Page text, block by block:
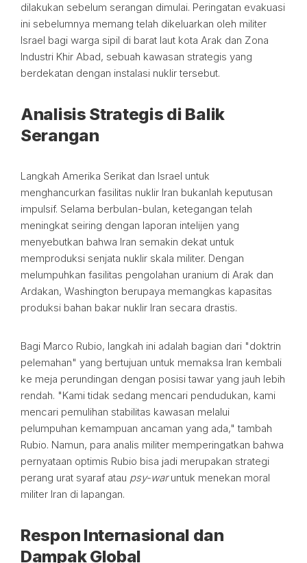
dilakukan sebelum serangan dimulai. Peringatan evakuasi
ini sebelumnya memang telah dikeluarkan oleh militer
Israel bagi warga sipil di barat laut kota Arak dan Zona
Industri Khir Abad, sebuah kawasan strategis yang
berdekatan dengan instalasi nuklir tersebut.
Analisis Strategis di Balik
Serangan
Langkah Amerika Serikat dan Israel untuk
menghancurkan fasilitas nuklir Iran bukanlah keputusan
impulsif. Selama berbulan-bulan, ketegangan telah
meningkat seiring dengan laporan intelijen yang
menyebutkan bahwa Iran semakin dekat untuk
memproduksi senjata nuklir skala militer. Dengan
melumpuhkan fasilitas pengolahan uranium di Arak dan
Ardakan, Washington berupaya memangkas kapasitas
produksi bahan bakar nuklir Iran secara drastis.
Bagi Marco Rubio, langkah ini adalah bagian dari "doktrin
pelemahan" yang bertujuan untuk memaksa Iran kembali
ke meja perundingan dengan posisi tawar yang jauh lebih
rendah. "Kami tidak sedang mencari pendudukan, kami
mencari pemulihan stabilitas kawasan melalui
pelumpuhan kemampuan ancaman yang ada," tambah
Rubio. Namun, para analis militer memperingatkan bahwa
pernyataan optimis Rubio bisa jadi merupakan strategi
perang urat syaraf atau psy-waruntuk menekan moral
militer Iran di lapangan.
Respon Internasional dan
Dampak Global